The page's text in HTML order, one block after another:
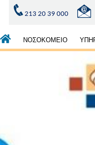
213 20 39 000
ΝΟΣΟΚΟΜΕΙΟ